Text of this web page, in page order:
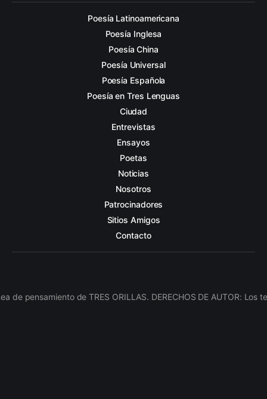
Poesía Latinoamericana
Poesía Inglesa
Poesía China
Poesía Universal
Poesía Española
Poesía en Tres Lenguas
Ciudad
Entrevistas
Ensayos
Poetas
Noticias
Nosotros
Patrocinadores
Sitios Amigos
Contacto
pensamiento de TRES ORILLAS. DERECHOS DE